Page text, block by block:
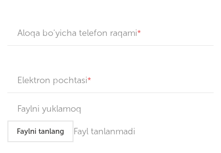
Aloqa bo'yicha telefon raqami
Elektron pochtasi
Faylni yuklamoq
Faylni tanlang Fayl tanlanmadi